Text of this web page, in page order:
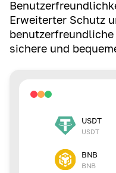
Erweiterter Schutz
sichere und
USDT
USDT
BNB
BNB